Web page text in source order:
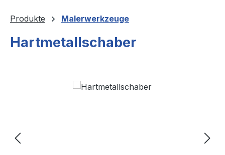
Produkte Malerwerkzeuge
Hartmetallschaber
Bildergalerie überspringen